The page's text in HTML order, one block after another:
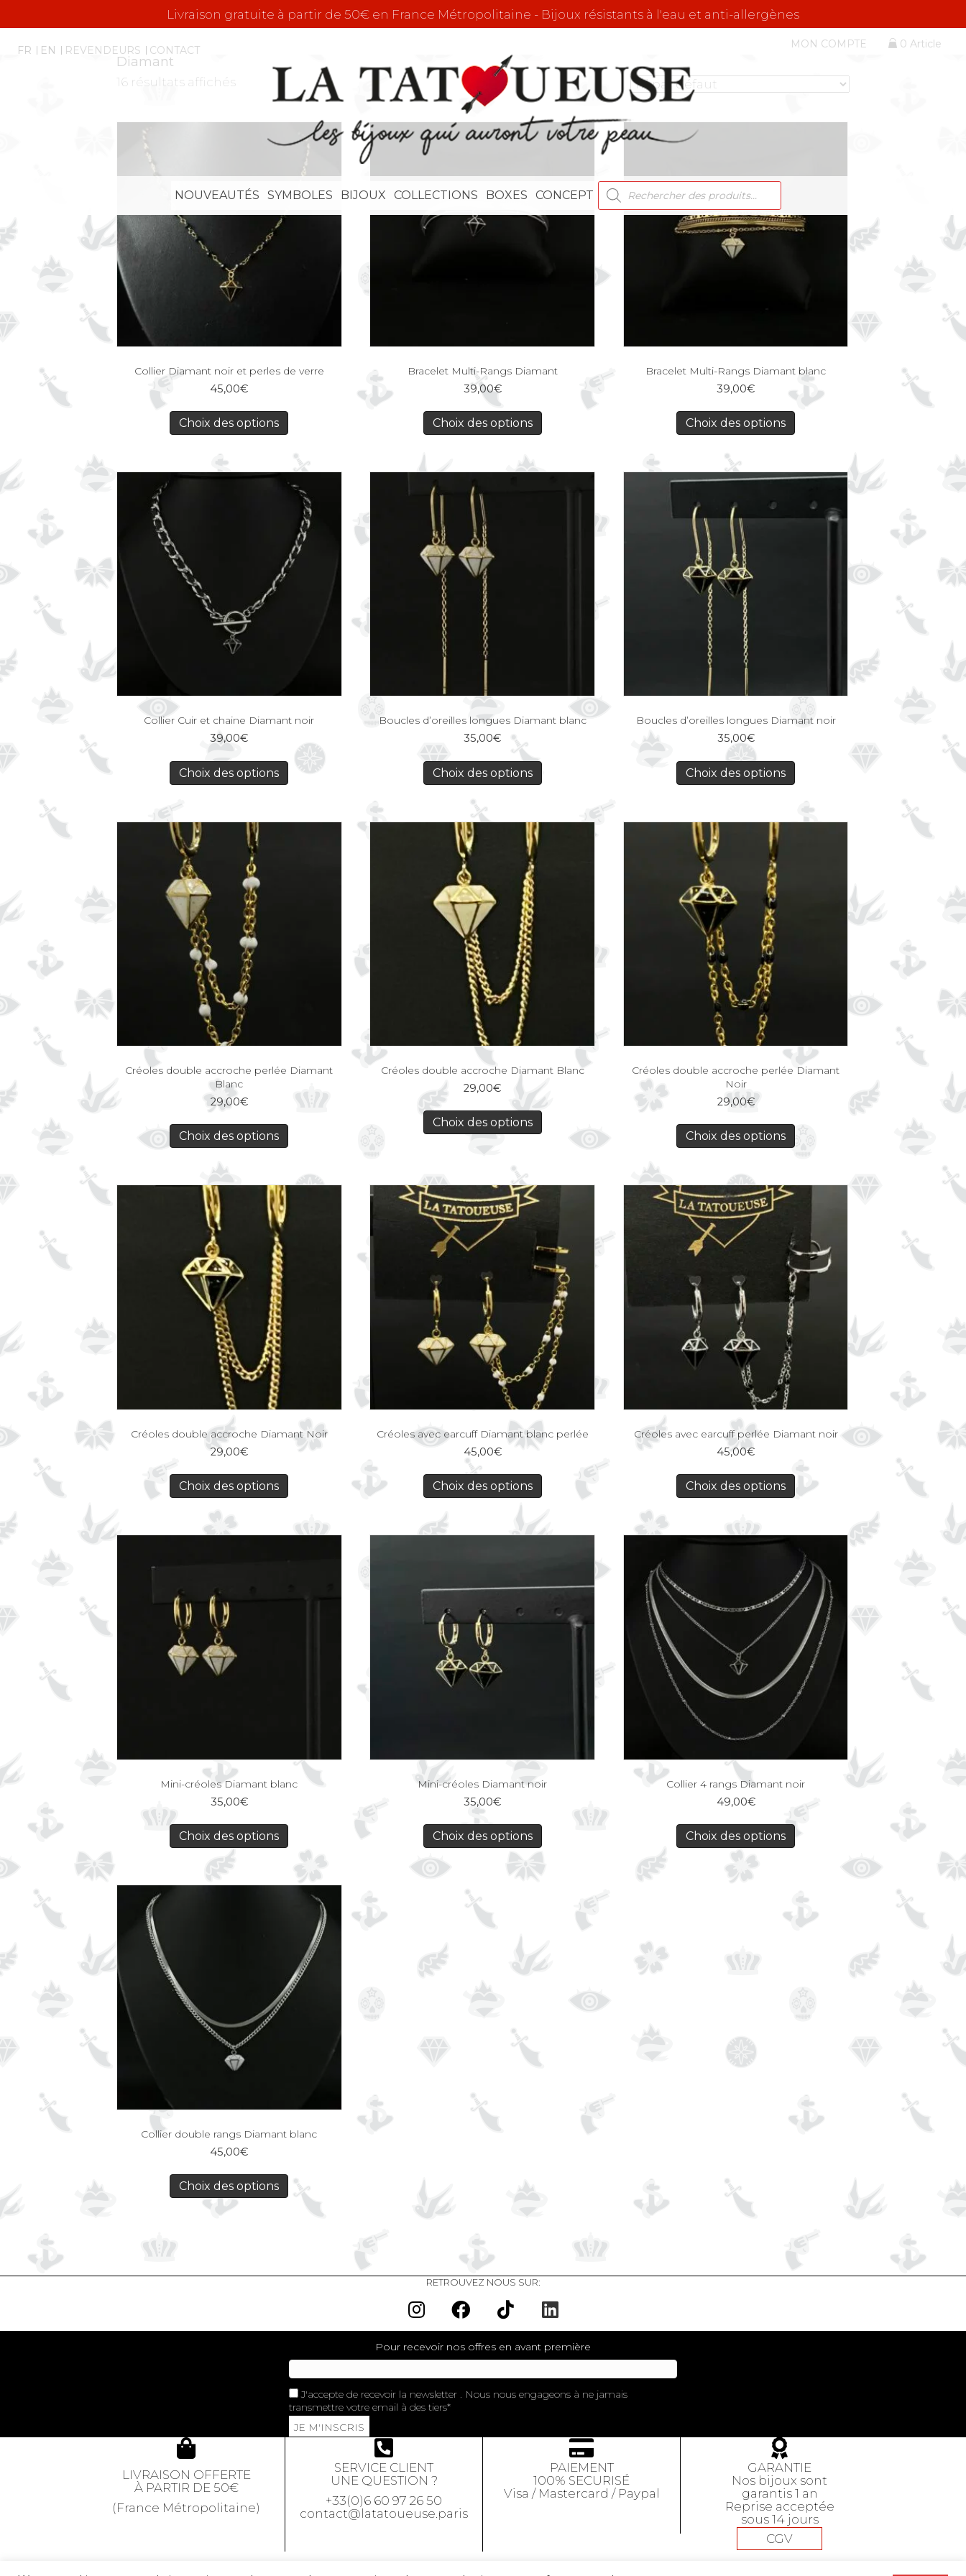
Livraison gratuite à partir de 50€ en France Métropolitaine - Bijoux résistants à l'eau et anti-allergènes
FR EN REVENDEURS CONTACT
MON COMPTE 0 Article
NOUVEAUTÉS SYMBOLES BIJOUX COLLECTIONS BOXES CONCEPT
RECHERCHE
DE
PRODUITS
Diamant
16 résultats affichés
Collier Diamant noir et perles de verre
45,00€
Choix des options
Bracelet Multi-Rangs Diamant
39,00€
Choix des options
Bracelet Multi-Rangs Diamant blanc
39,00€
Choix des options
Collier Cuir et chaine Diamant noir
39,00€
Choix des options
Boucles d’oreilles longues Diamant blanc
35,00€
Choix des options
Boucles d’oreilles longues Diamant noir
35,00€
Choix des options
Créoles double accroche perlée Diamant
Blanc
29,00€
Choix des options
Créoles double accroche Diamant Blanc
29,00€
Choix des options
Créoles double accroche perlée Diamant
Noir
29,00€
Choix des options
Créoles double accroche Diamant Noir
29,00€
Choix des options
Créoles avec earcuff Diamant blanc perlée
45,00€
Choix des options
Créoles avec earcuff perlée Diamant noir
45,00€
Choix des options
Mini-créoles Diamant blanc
35,00€
Choix des options
Mini-créoles Diamant noir
35,00€
Choix des options
Collier 4 rangs Diamant noir
49,00€
Choix des options
Collier double rangs Diamant blanc
45,00€
Choix des options
RETROUVEZ NOUS SUR:
Pour recevoir nos offres en avant première
J'accepte de recevoir la newsletter . Nous nous engageons à ne jamais
transmettre votre email à des tiers
JE M'INSCRIS
LIVRAISON OFFERTE
À PARTIR DE 50€
(France Métropolitaine)
SERVICE CLIENT
UNE QUESTION ?
+33(0)6 60 97 26 50
contact@latatoueuse.paris
PAIEMENT
100% SECURISÉ
Visa / Mastercard / Paypal
GARANTIE
Nos bijoux sont
garantis 1 an
Reprise acceptée
sous 14 jours
CGV